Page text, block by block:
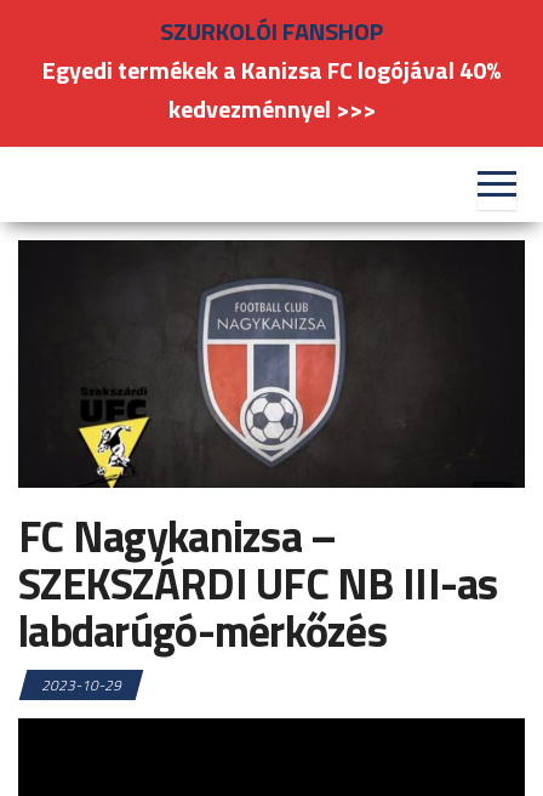
FC
#kanizsafoci
FC Nagykanizsa –
SZEKSZÁRDI UFC NB III-as
labdarúgó-mérkőzés
2023-10-29
SZURKOLÓI FANSHOP
Egyedi termékek a Kanizsa FC logójával 40%
kedvezménnyel >>>